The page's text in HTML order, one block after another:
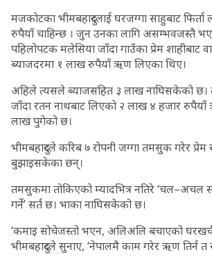
मजकोटका भीमबहादुरलाई घरजग्गा साहुबाट
रुपैयाँ चाहिन्छ । जुन उनका लागि असम्भवजस्तै
पहिलोपटक मलेसिया जाँदा गाउँका प्रेम शाहीबाट
ब्याजदरमा १ लाख रुपैयाँ ऋण लिएका थिए।
अहिले त्यसले ब्याजसहित ३ लाख नाघिसकेको छ।
जाँदा रतन नाथबाट लिएको २ लाख ४ हजार
लाख पुगेको छ।
भीमबहादुरले करिब ७ रोपनी जग्गा तमसुक गरेर प्रेम
बुझाइसकेका छन्।
तमसुकमा तोकिएको म्यादभित्र नतिरे ‘चल–अचल
गर्ने’ सर्त छ। भाका नाघिसकेको छ।
‘कमाइ सोचेजस्तो भएन, अलिअलि बचाएको
भीमबहादुरले सुनाए, ‘नेपालमै काम गरेर ऋण तिर्न त